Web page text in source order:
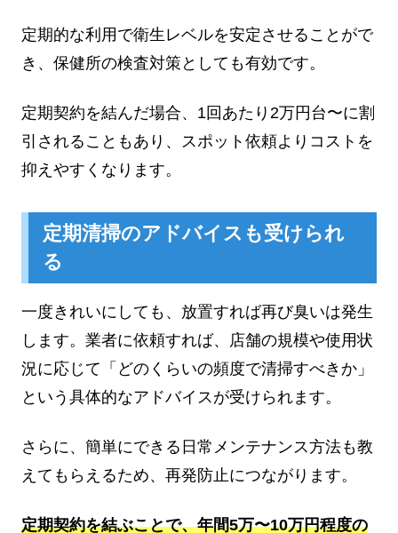
定期的な利用で衛生レベルを安定させることがで
き、保健所の検査対策としても有効です。
定期契約を結んだ場合、1回あたり2万円台〜に割
引されることもあり、スポット依頼よりコストを
抑えやすくなります。
定期清掃のアドバイスも受けられ
る
一度きれいにしても、放置すれば再び臭いは発生
します。業者に依頼すれば、店舗の規模や使用状
況に応じて「どのくらいの頻度で清掃すべきか」
という具体的なアドバイスが受けられます。
さらに、簡単にできる日常メンテナンス方法も教
えてもらえるため、再発防止につながります。
定期契約を結ぶことで、年間5万〜10万円程度の